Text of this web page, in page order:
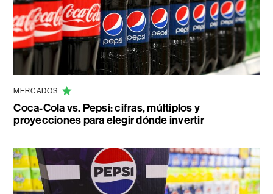
MERCADOS
Coca-Cola vs. Pepsi: cifras, múltiplos y
proyecciones para elegir dónde invertir